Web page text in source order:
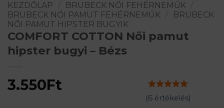
KEZDŐLAP BRUBECK NŐI FEHÉRNEMŰK
BRUBECK NŐI PAMUT FEHÉRNEMŰK
BRUBECK
NŐI PAMUT HIPSTER BUGYIK
COMFORT COTTON Női pamut
hipster bugyi – Bézs
3.550Ft
Értékelés5
6
(6 értékelés)